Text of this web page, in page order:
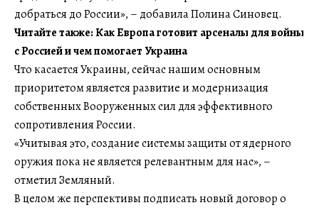
добраться до России», – добавила Полина Синовец.
Читайте также: Как Европа готовит арсеналы для войны
с Россией и чем помогает Украина
Что касается Украины, сейчас нашим основным
приоритетом является развитие и модернизация
собственных Вооруженных сил для эффективного
сопротивления России.
«Учитывая это, создание системы защиты от ядерного
оружия пока не является релевантным для нас», –
отметил Земляный.
В целом же перспективы подписать новый договор о